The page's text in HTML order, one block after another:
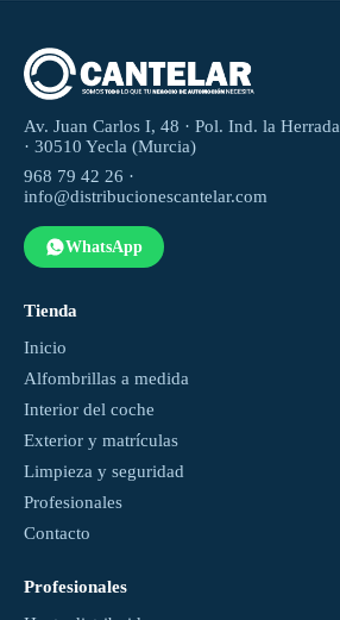
Av. Juan Carlos I, 48 · Pol. Ind. la Herrada
· 30510 Yecla (Murcia)
968 79 42 26 ·
info@distribucionescantelar.com
WhatsApp
Tienda
Inicio
Alfombrillas a medida
Interior del coche
Exterior y matrículas
Limpieza y seguridad
Profesionales
Contacto
Profesionales